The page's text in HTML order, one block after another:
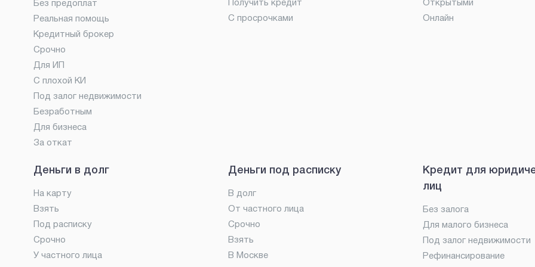
Без предоплат
Реальная помощь
Кредитный брокер
Срочно
Для ИП
С плохой КИ
Под залог недвижимости
Безработным
Для бизнеса
За откат
Получить кредит
С просрочками
Открытыми
Онлайн
Деньги в долг
На карту
Взять
Под расписку
Срочно
У частного лица
Деньги под расписку
В долг
От частного лица
Срочно
Взять
В Москве
Кредит для
лиц
Без залога
Для малого бизнеса
Под залог недвижимости
Рефинансирование